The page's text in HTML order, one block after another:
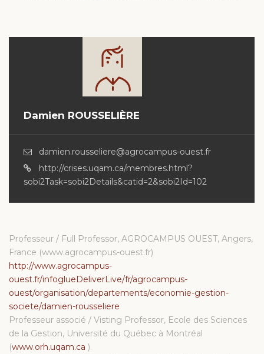
Damien ROUSSELIÈRE
damien.rousseliere@agrocampus-ouest.fr
http://crises.uqam.ca/membres.html?
sobi2Task=sobi2Details&catid=2&sobi2Id=102
Professeur / Full Professor, AGROCAMPUS OUEST, Angers,
France (www.agrocampus-ouest.fr)
http://www.agrocampus-
ouest.fr/infoglueDeliverLive/fr/agrocampus-
ouest/organisation/departements/economie-gestion-
societe/damien-rousseliere
Professeur associé / Visting Professor, Ecole des Sciences
de la Gestion, Université du Québec à Montréal
(www.orh.uqam.ca ).